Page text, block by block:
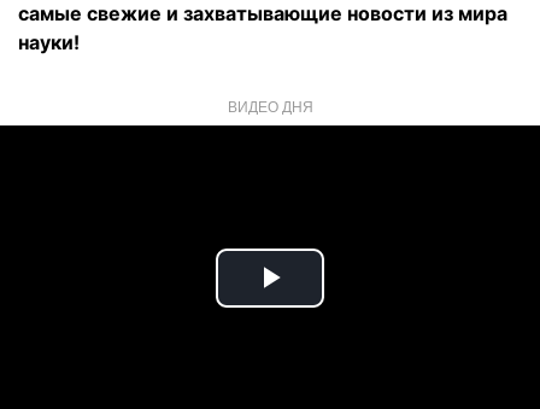
самые свежие и захватывающие новости из мира
науки!
ВИДЕО ДНЯ
Play